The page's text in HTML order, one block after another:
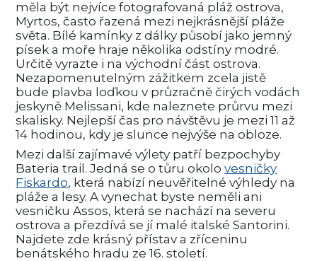
měla být nejvíce fotografovaná pláž ostrova,
Myrtos, často řazená mezi nejkrásnější pláže
světa. Bílé kamínky z dálky působí jako jemný
písek a moře hraje několika odstíny modré.
Určitě vyrazte i na východní část ostrova.
Nezapomenutelným zážitkem zcela jistě
bude plavba loďkou v průzračně čirých vodách
jeskyně Melissani, kde naleznete průrvu mezi
skalisky. Nejlepší čas pro návštěvu je mezi 11 až
14 hodinou, kdy je slunce nejvýše na obloze.
Mezi další zajímavé výlety patří bezpochyby
Bateria trail. Jedná se o tůru okolovesničky
Fiskardo, která nabízí neuvěřitelné výhledy na
pláže a lesy. A vynechat byste neměli ani
vesničku Assos, která se nachází na severu
ostrova a přezdívá se jí malé italské Santorini.
Najdete zde krásný přístav a zříceninu
benátského hradu ze 16. století.